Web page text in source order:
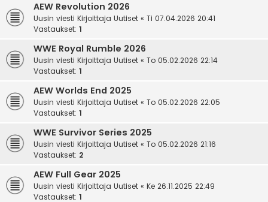
AEW Revolution 2026
Uusin viesti Kirjoittaja Uutiset « Ti 07.04.2026 20:41
Vastaukset: 1
WWE Royal Rumble 2026
Uusin viesti Kirjoittaja Uutiset « To 05.02.2026 22:14
Vastaukset: 1
AEW Worlds End 2025
Uusin viesti Kirjoittaja Uutiset « To 05.02.2026 22:05
Vastaukset: 1
WWE Survivor Series 2025
Uusin viesti Kirjoittaja Uutiset « To 05.02.2026 21:16
Vastaukset: 2
AEW Full Gear 2025
Uusin viesti Kirjoittaja Uutiset « Ke 26.11.2025 22:49
Vastaukset: 1